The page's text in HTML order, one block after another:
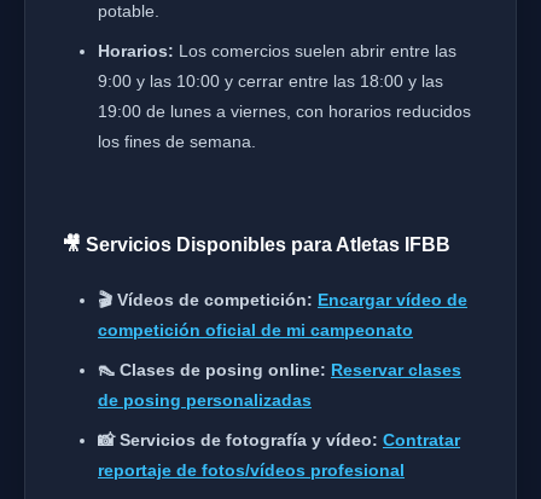
potable.
Horarios: Los comercios suelen abrir entre las
9:00 y las 10:00 y cerrar entre las 18:00 y las
19:00 de lunes a viernes, con horarios reducidos
los fines de semana.
🎥 Servicios Disponibles para Atletas IFBB
🎬 Vídeos de competición: Encargar vídeo de
competición oficial de mi campeonato
👠 Clases de posing online: Reservar clases
de posing personalizadas
📸 Servicios de fotografía y vídeo: Contratar
reportaje de fotos/vídeos profesional